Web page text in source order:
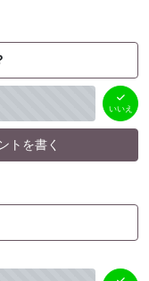
いいえ
（ 0件）
いいえ
トを書く